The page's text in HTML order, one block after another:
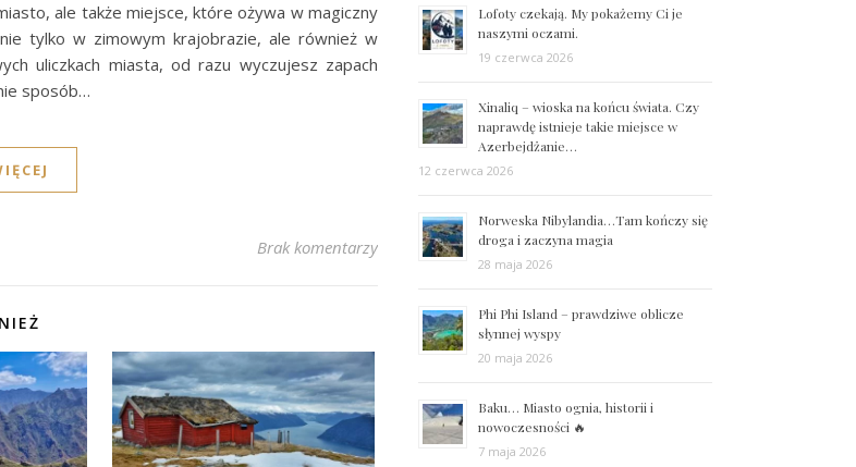
ale także miejsce, które ożywa w magiczny
tylko w zimowym krajobrazie, ale również w
uliczkach miasta, od razu wyczujesz zapach
sposób…
Brak komentarzy
Lofoty czekają. My pokażemy Ci je
naszymi oczami.
19 czerwca 2026
Xinaliq – wioska na końcu świata. Czy
naprawdę istnieje takie miejsce w
Azerbejdżanie…
12 czerwca 2026
Norweska Nibylandia…Tam kończy się
droga i zaczyna magia
28 maja 2026
Phi Phi Island – prawdziwe oblicze
słynnej wyspy
20 maja 2026
Baku… Miasto ognia, historii i
nowoczesności 🔥
7 maja 2026